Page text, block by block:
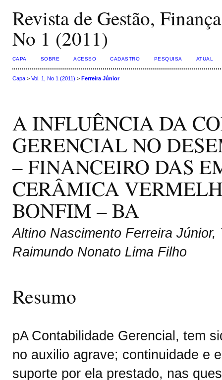
Revista de Gestão,
No 1 (2011)
CAPA SOBRE ACESSO CADASTRO PESQUISA ATUAL
Capa> Vol. 1, No 1 (2011) > Ferreira Júnior
A INFLUÊNCIA DA
GERENCIAL NO
– FINANCEIRO DAS
CERÂMICA
BONFIM – BA
Altino Nascimento Ferreira
Raimundo Nonato Lima Filho
Resumo
pA Contabilidade Gerencial, tem
no auxilio agrave; continuidade e
suporte por ela prestado, nas